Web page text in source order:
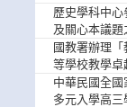
歷史學科中
及關心本議
國教署辦理
等學校教學
中華民國全
多元入學高三